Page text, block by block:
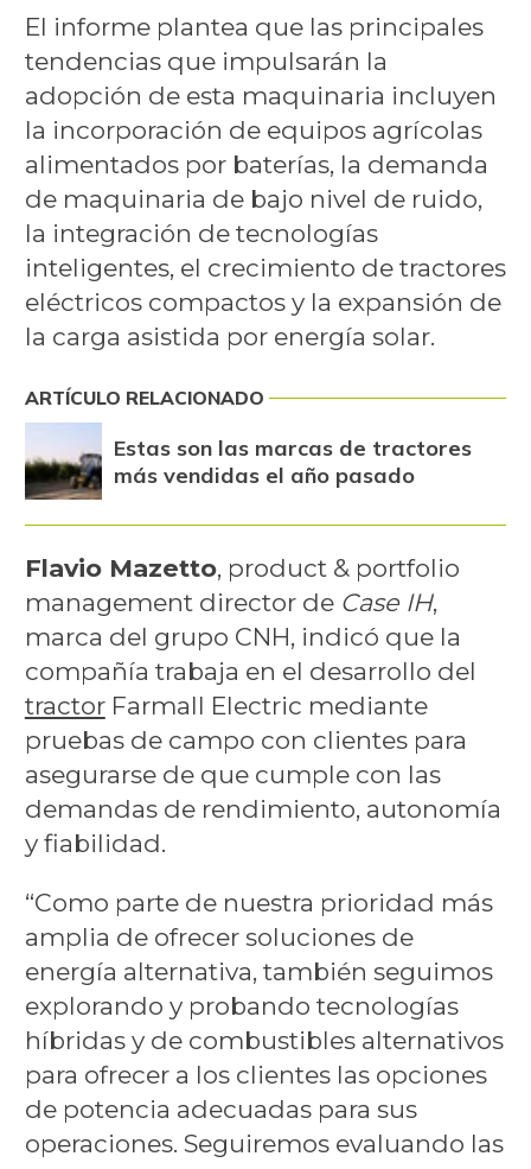
El informe plantea que las principales
tendencias que impulsarán la
adopción de esta maquinaria incluyen
la incorporación de equipos agrícolas
alimentados por baterías, la demanda
de maquinaria de bajo nivel de ruido,
la integración de tecnologías
inteligentes, el crecimiento de tractores
eléctricos compactos y la expansión de
la carga asistida por energía solar.
ARTÍCULO RELACIONADO
Estas son las marcas de tractores
más vendidas el año pasado
Flavio Mazetto, product & portfolio
management director de Case IH,
marca del grupo CNH, indicó que la
compañía trabaja en el desarrollo del
tractorFarmall Electric mediante
pruebas de campo con clientes para
asegurarse de que cumple con las
demandas de rendimiento, autonomía
y fiabilidad.
“Como parte de nuestra prioridad más
amplia de ofrecer soluciones de
energía alternativa, también seguimos
explorando y probando tecnologías
híbridas y de combustibles alternativos
para ofrecer a los clientes las opciones
de potencia adecuadas para sus
operaciones. Seguiremos evaluando las